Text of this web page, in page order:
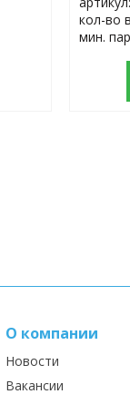
кол-во
мин.
О компании
Новости
Вакансии